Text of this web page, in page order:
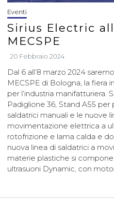
Eventi
Sirius Electric
MECSPE
20 Febbraio 2024
Dal 6 all’8 marzo 2024
MECSPE di Bologna, la fiera
per l’industria manifatturiera.
Padiglione 36, Stand A55
saldatrici manuali e le nuove
movimentazione elettrica a
rotofrizione e lama calda e
nuova linea di saldatrici a
materie plastiche si
ultrasuoni Dynamic, con